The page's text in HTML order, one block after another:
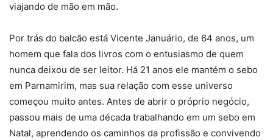
viajando de mão em mão.
Por trás do balcão está Vicente Januário, de 64 anos, um
homem que fala dos livros com o entusiasmo de quem
nunca deixou de ser leitor. Há 21 anos ele mantém o sebo
em Parnamirim, mas sua relação com esse universo
começou muito antes. Antes de abrir o próprio negócio,
passou mais de uma década trabalhando em um sebo em
Natal, aprendendo os caminhos da profissão e convivendo